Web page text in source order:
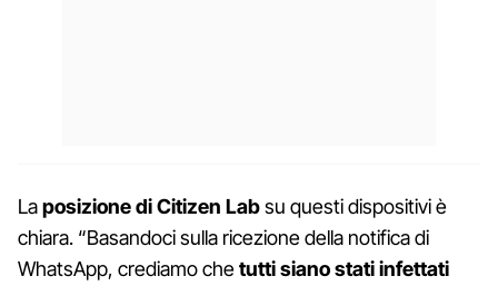
Laposizione di Citizen Labsu questi dispositivi è
chiara. “Basandoci sulla ricezione della notifica di
WhatsApp, crediamo chetutti siano stati infettati